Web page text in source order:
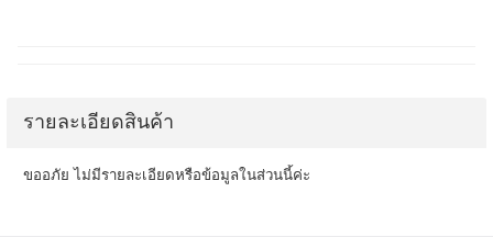
รายละเอียดสินค้า
ขออภัย ไม่มีรายละเอียดหรือข้อมูลในส่วนนี้ค่ะ